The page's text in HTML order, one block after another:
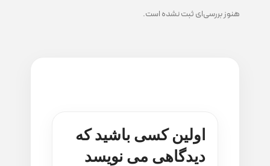
هنوز بررسی‌ای ثبت نشده است.
اولین کسی باشید که
دیدگاهی می نویسد